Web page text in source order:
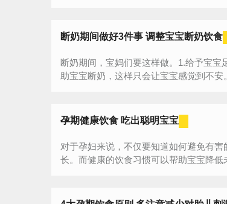
断奶期间做好3件事 调整宝宝断奶饮食
断奶期间，宝妈们要这样做。1.给予宝
助宝宝断奶，这样只会让宝宝感觉到不
孕期健康饮食 吃出聪明宝宝
对于孕妇来说，不仅要知道如何避免有
长。而健康的饮食习惯可以帮助宝宝降